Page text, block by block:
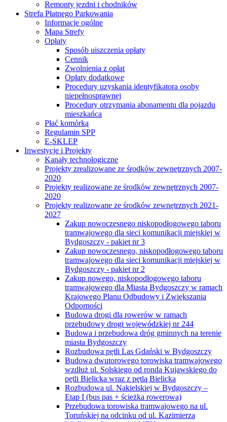
Remonty jezdni i chodników
Strefa Płatnego Parkowania
Informacje ogólne
Mapa Strefy
Opłaty
Sposób uiszczenia opłaty
Cennik
Zwolnienia z opłat
Opłaty dodatkowe
Procedury uzyskania identyfikatora osoby
niepełnosprawnej
Procedury otrzymania abonamentu dla pojazdu
mieszkańca
Płać komórką
Regulamin SPP
E-SKLEP
Inwestycje i Projekty
Kanały technologiczne
Projekty zrealizowane ze środków zewnętrznych 2007-
2020
Projekty realizowane ze środków zewnętrznych 2007-
2020
Projekty realizowane ze środków zewnętrznych 2021-
2027
Zakup nowoczesnego niskopodłogowego taboru
tramwajowego dla sieci komunikacji miejskiej w
Bydgoszczy - pakiet nr 3
Zakup nowoczesnego, niskopodłogowego taboru
tramwajowego dla sieci komunikacji miejskiej w
Bydgoszczy - pakiet nr 2
Zakup nowego, niskopodłogowego taboru
tramwajowego dla Miasta Bydgoszczy w ramach
Krajowego Planu Odbudowy i Zwiększania
Odporności
Budowa drogi dla rowerów w ramach
przebudowy drogi wojewódzkiej nr 244
Budowa i przebudowa dróg gminnych na terenie
miasta Bydgoszczy
Rozbudowa pętli Las Gdański w Bydgoszczy
Budowa dwutorowego torowiska tramwajowego
wzdłuż ul. Solskiego od ronda Kujawskiego do
pętli Bielicka wraz z pętlą Bielicka
Rozbudowa ul. Nakielskiej w Bydgoszczy –
Etap I (bus pas + ścieżka rowerowa)
Przebudowa torowiska tramwajowego na ul.
Toruńskiej na odcinku od ul. Kazimierza